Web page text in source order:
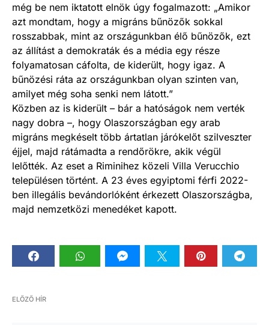
még be nem iktatott elnök úgy fogalmazott: „Amikor
azt mondtam, hogy a migráns bűnözők sokkal
rosszabbak, mint az országunkban élő bűnözők, ezt
az állítást a demokraták és a média egy része
folyamatosan cáfolta, de kiderült, hogy igaz. A
bűnözési ráta az országunkban olyan szinten van,
amilyet még soha senki nem látott.”
Közben az is kiderült – bár a hatóságok nem verték
nagy dobra –, hogy Olaszországban egy arab
migráns megkéselt több ártatlan járókelőt szilveszter
éjjel, majd rátámadta a rendőrökre, akik végül
lelőtték. Az eset a Riminihez közeli Villa Verucchio
településen történt. A 23 éves egyiptomi férfi 2022-
ben illegális bevándorlóként érkezett Olaszországba,
majd nemzetközi menedéket kapott.
ELŐZŐ HÍR